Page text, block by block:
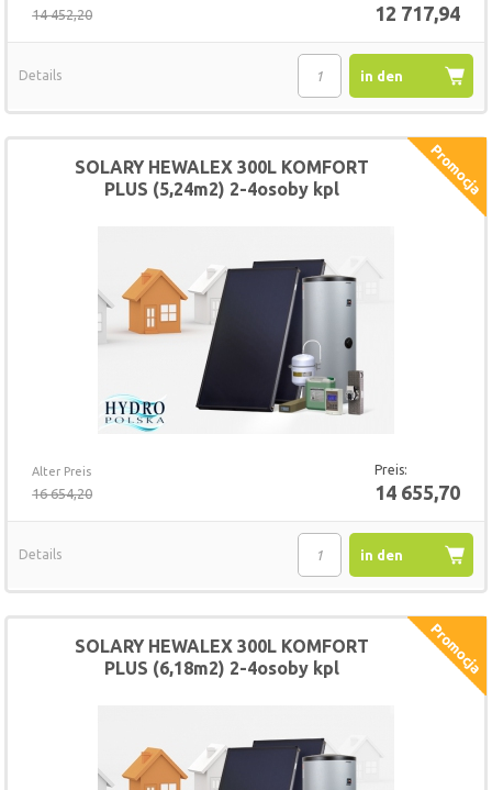
14 452,20 12 717,94
in den
Details
Alter Preis
16 654,20
Preis:
14 655,70
SOLARY HEWALEX 300L KOMFORT
PLUS (5,24m2) 2-4osoby kpl
in den
Details
SOLARY HEWALEX 300L KOMFORT
PLUS (6,18m2) 2-4osoby kpl